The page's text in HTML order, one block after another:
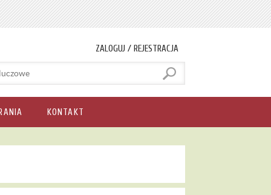
ZALOGUJ / REJESTRACJA
KONTAKT